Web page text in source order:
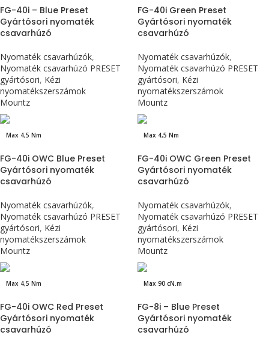
FG-40i – Blue Preset
Gyártósori nyomaték
csavarhúzó
Nyomaték csavarhúzók,
Nyomaték csavarhúzó PRESET
gyártósori, Kézi
nyomatékszerszámok
Mountz
FG-40i Green Preset
Gyártósori nyomaték
csavarhúzó
Nyomaték csavarhúzók,
Nyomaték csavarhúzó PRESET
gyártósori, Kézi
nyomatékszerszámok
Mountz
Max 4,5 Nm
FG-40i OWC Blue Preset
Gyártósori nyomaték
csavarhúzó
Nyomaték csavarhúzók,
Nyomaték csavarhúzó PRESET
gyártósori, Kézi
nyomatékszerszámok
Mountz
Max 4,5 Nm
FG-40i OWC Green Preset
Gyártósori nyomaték
csavarhúzó
Nyomaték csavarhúzók,
Nyomaték csavarhúzó PRESET
gyártósori, Kézi
nyomatékszerszámok
Mountz
Max 4,5 Nm
FG-40i OWC Red Preset
Gyártósori nyomaték
csavarhúzó
Max 90 cN.m
FG-8i – Blue Preset
Gyártósori nyomaték
csavarhúzó